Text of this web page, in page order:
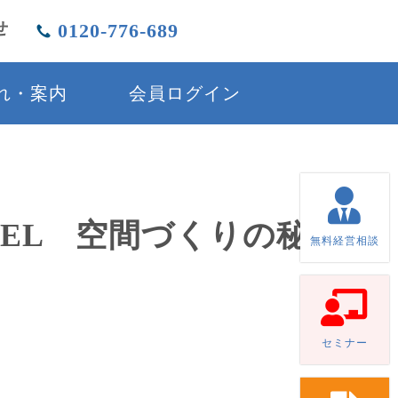
0120-776-689
・案内 会員ログイン
空間づくりの秘訣無料経営相談
セミナー